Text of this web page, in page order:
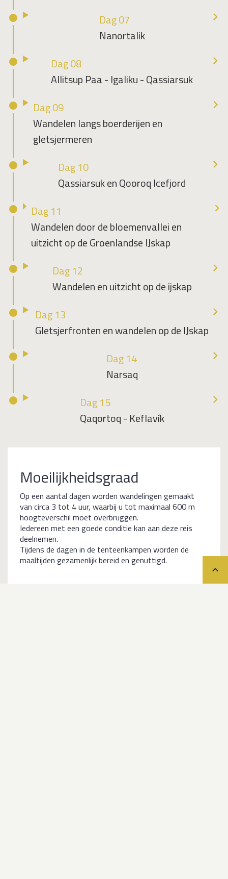
Dag 07
Nanortalik
Dag 08
Allitsup Paa - Igaliku - Qassiarsuk
Dag 09
Wandelen langs boerderijen en
gletsjermeren
Dag 10
Qassiarsuk en Qooroq Icefjord
Dag 11
Wandelen door de bloemenvallei en
uitzicht op de Groenlandse IJskap
Dag 12
Wandelen en uitzicht op de ijskap
Dag 13
Gletsjerfronten en wandelen op de IJskap
Dag 14
Narsaq
Dag 15
Qaqortoq - Keflavík
Moeilijkheidsgraad
Op een aantal dagen worden wandelingen gemaakt
van circa 3 tot 4 uur, waarbij u tot maximaal 600 m
hoogteverschil moet overbruggen.
Iedereen met een goede conditie kan aan deze reis
deelnemen.
Tijdens de dagen in de tenteenkampen worden de
maaltijden gezamenlijk bereid en genuttigd.